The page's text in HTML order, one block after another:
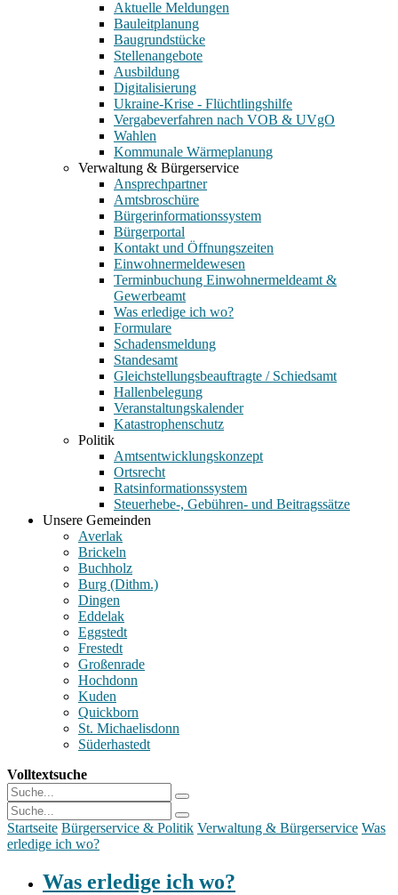
Aktuelle Meldungen
Bauleitplanung
Baugrundstücke
Stellenangebote
Ausbildung
Digitalisierung
Ukraine-Krise - Flüchtlingshilfe
Vergabeverfahren nach VOB & UVgO
Wahlen
Kommunale Wärmeplanung
Verwaltung & Bürgerservice
Ansprechpartner
Amtsbroschüre
Bürgerinformationssystem
Bürgerportal
Kontakt und Öffnungszeiten
Einwohnermeldewesen
Terminbuchung Einwohnermeldeamt &
Gewerbeamt
Was erledige ich wo?
Formulare
Schadensmeldung
Standesamt
Gleichstellungsbeauftragte / Schiedsamt
Hallenbelegung
Veranstaltungskalender
Katastrophenschutz
Politik
Amtsentwicklungskonzept
Ortsrecht
Ratsinformationssystem
Steuerhebe-, Gebühren- und Beitragssätze
Unsere Gemeinden
Averlak
Brickeln
Buchholz
Burg (Dithm.)
Dingen
Eddelak
Eggstedt
Frestedt
Großenrade
Hochdonn
Kuden
Quickborn
St. Michaelisdonn
Süderhastedt
Volltextsuche
Startseite Bürgerservice & Politik Verwaltung & Bürgerservice Was
erledige ich wo?
Was erledige ich wo?